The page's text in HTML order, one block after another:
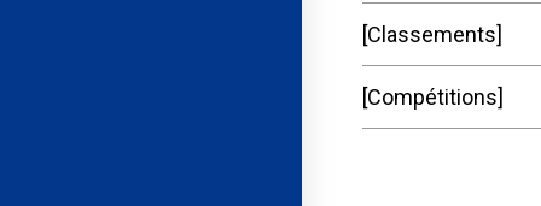
Classements
Compétitions